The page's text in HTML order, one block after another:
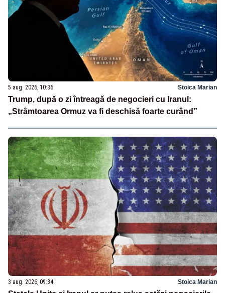
5 aug. 2026, 10:36 Stoica Marian
Trump, după o zi întreagă de negocieri cu Iranul:
„Strâmtoarea Ormuz va fi deschisă foarte curând”
3 aug. 2026, 09:34 Stoica Marian